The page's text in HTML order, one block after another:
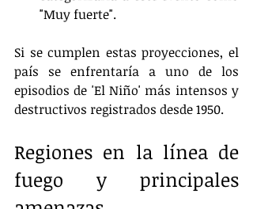
"Muy fuerte".
Si se cumplen estas proyecciones, el
país se enfrentaría a uno de los
episodios de 'El Niño' más intensos y
destructivos registrados desde 1950.
Regiones en la línea de
fuego y principales